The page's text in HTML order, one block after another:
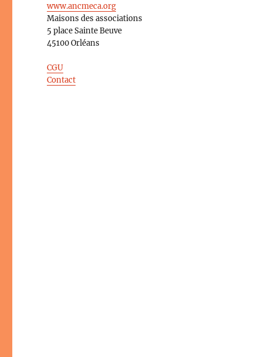
www.ancmeca.org
Maisons des associations
5 place Sainte Beuve
45100 Orléans
CGU
Contact